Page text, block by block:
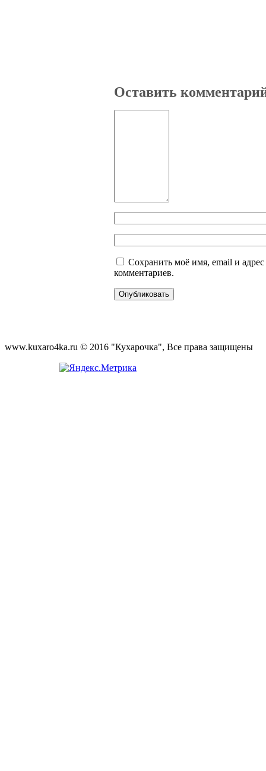
Оставить
Сохранить моё имя, email и
комментариев.
www.kuxaro4ka.ru © 2016 "Кухарочка", Все права защищены